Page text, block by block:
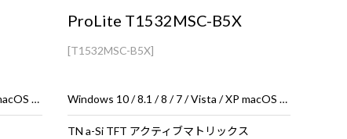
Windows 10 / 8.1 / 8 / 7 / Vista / XP macOS 10.11～10.13
ProLite T1532MSC-B5X
[T1532MSC-B5X]
Windows 10 / 8.1 / 8 / 7 / Vista / XP macOS 10.11～10.13
TN a-Si TFT アクティブマトリックス